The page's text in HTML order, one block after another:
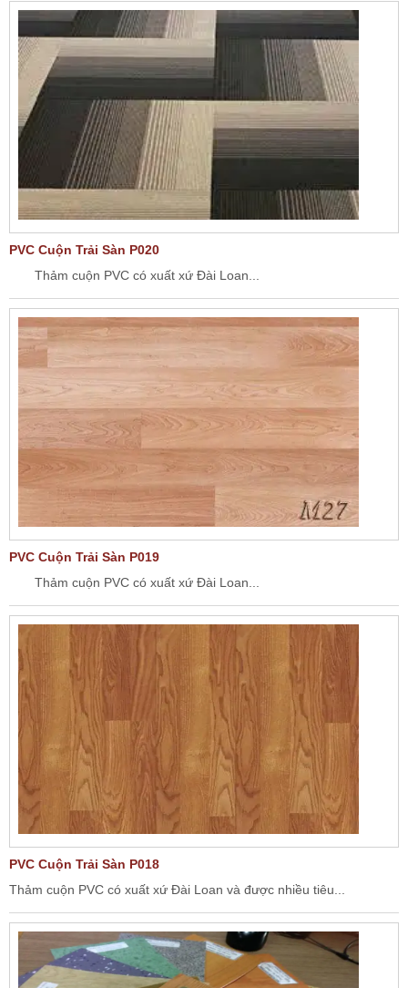
PVC Cuộn Trải Sàn P020
Thảm cuộn PVC có xuất xứ Đài Loan...
PVC Cuộn Trải Sàn P019
Thảm cuộn PVC có xuất xứ Đài Loan...
PVC Cuộn Trải Sàn P018
Thảm cuộn PVC có xuất xứ Đài Loan và được nhiều tiêu...